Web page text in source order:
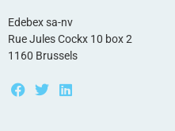
Edebex sa-nv
Rue Jules Cockx 10 box 2
1160 Brussels